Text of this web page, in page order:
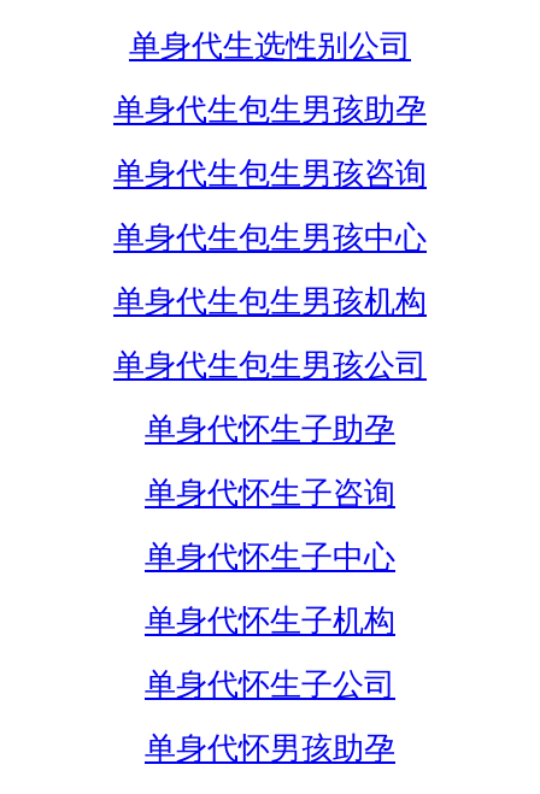
单身代生选性别公司
单身代生包生男孩助孕
单身代生包生男孩咨询
单身代生包生男孩中心
单身代生包生男孩机构
单身代生包生男孩公司
单身代怀生子助孕
单身代怀生子咨询
单身代怀生子中心
单身代怀生子机构
单身代怀生子公司
单身代怀男孩助孕